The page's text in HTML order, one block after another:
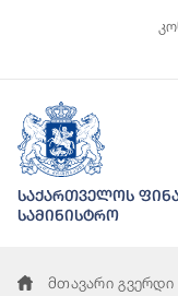
საქართველოს
სამინისტრო
მთავარი გვერდი